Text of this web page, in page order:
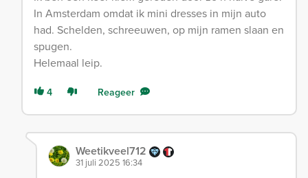
In Amsterdam omdat ik mini dresses in mijn auto
had. Schelden, schreeuwen, op mijn ramen slaan en
spugen.
Helemaal leip.
4 Reageer
Weetikveel712
31 juli 2025 16:34